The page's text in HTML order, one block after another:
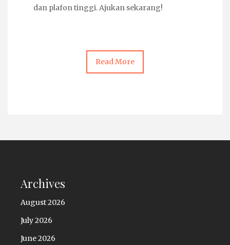
dan plafon tinggi. Ajukan sekarang!
Read More
Archives
August 2026
July 2026
June 2026